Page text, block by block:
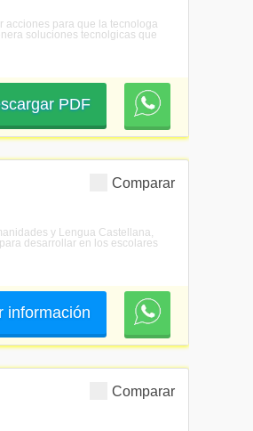
acciones para que la tecnologa
soluciones tecnolgicas que
PDF
Comparar
y Lengua Castellana,
desarrollar en los escolares
información
Comparar